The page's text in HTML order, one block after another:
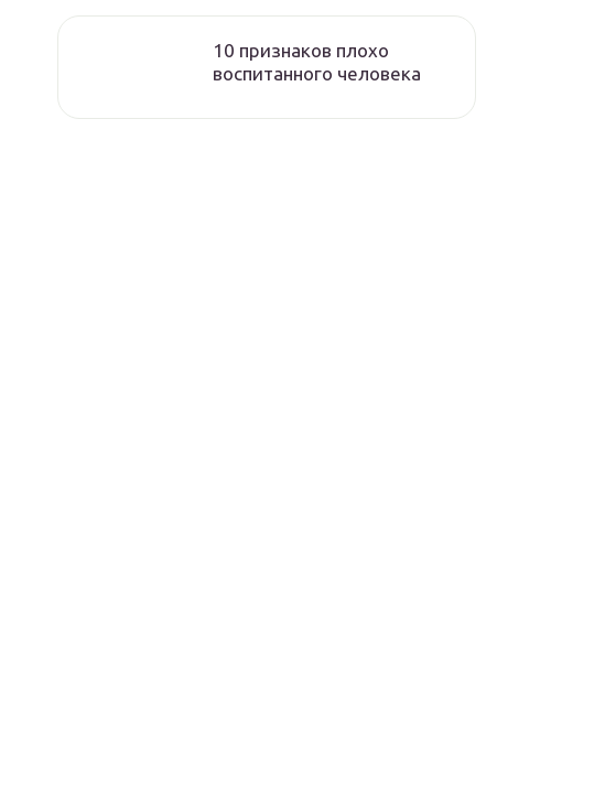
10 признаков плохо
воспитанного человека